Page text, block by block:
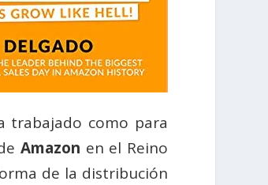
trabajado como para
Amazon en el Reino
de la distribución